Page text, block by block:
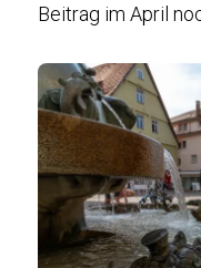
Beitrag im April